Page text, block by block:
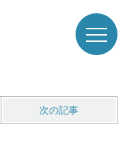
次の記事